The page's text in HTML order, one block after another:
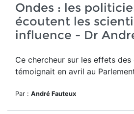
Ondes : les
écoutent les
influence - Dr
Ce chercheur sur les effets
témoignait en avril au
Par : André Fauteux